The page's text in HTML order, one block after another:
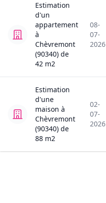
Estimation
d'un
appartement
à
Chèvremont
(90340) de
42 m2
08-
07-
2026
Estimation
d'une
maison à
Chèvremont
(90340) de
88 m2
02-
07-
2026